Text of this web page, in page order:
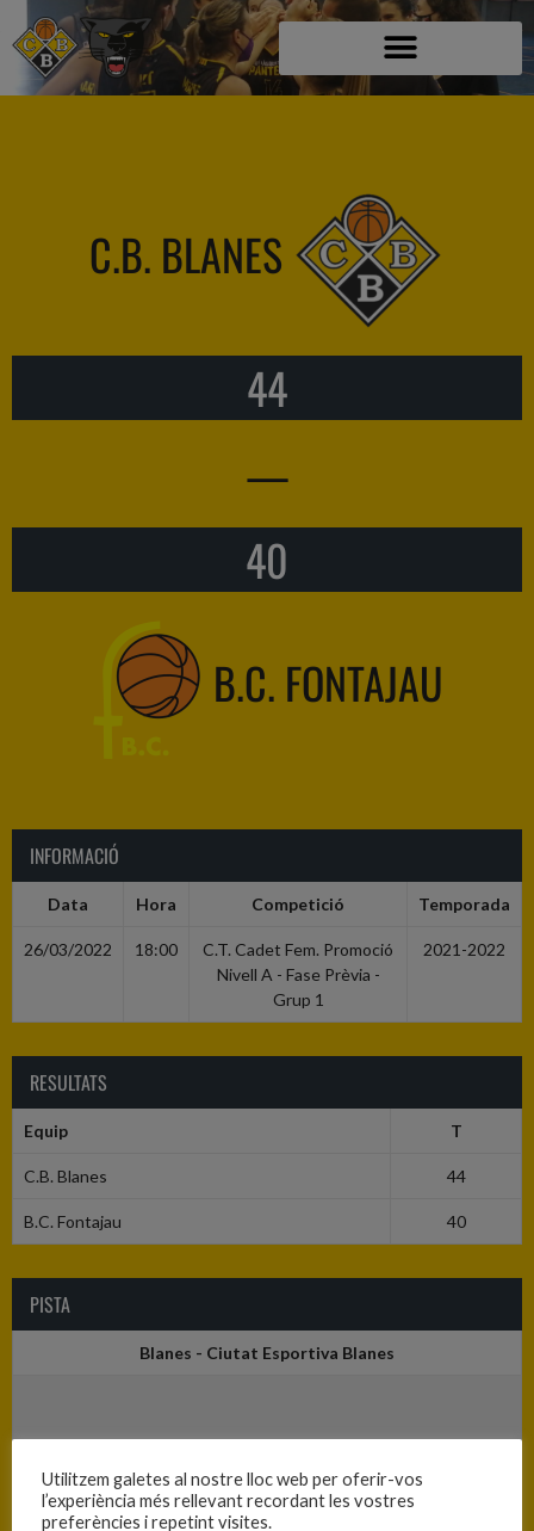
C.B. BLANES
44
—
40
B.C. FONTAJAU
INFORMACIÓ
Data Hora Competició Temporada
26/03/2022 18:00
C.T. Cadet Fem. Promoció
Nivell A - Fase Prèvia -
Grup 1
2021-2022
RESULTATS
Equip T
C.B. Blanes 44
B.C. Fontajau 40
PISTA
Blanes - Ciutat Esportiva Blanes
Utilitzem galetes al nostre lloc web per oferir-vos
l’experiència més rellevant recordant les vostres
preferències i repetint visites.